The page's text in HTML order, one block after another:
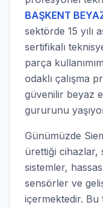
BAŞKENT
sektörde 15 yılı
sertifikalı
parça
odaklı çalışma
güvenilir beyaz
gururunu
Günümüzde
ürettiği cihazlar,
sistemler,
sensörler ve
içermektedir. Bu